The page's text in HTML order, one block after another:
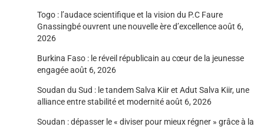
Togo : l’audace scientifique et la vision du P.C Faure
Gnassingbé ouvrent une nouvelle ère d’excellenceaoût 6,
2026
Burkina Faso : le réveil républicain au cœur de la jeunesse
engagéeaoût 6, 2026
Soudan du Sud : le tandem Salva Kiir et Adut Salva Kiir, une
alliance entre stabilité et modernitéaoût 6, 2026
Soudan : dépasser le « diviser pour mieux régner » grâce à la